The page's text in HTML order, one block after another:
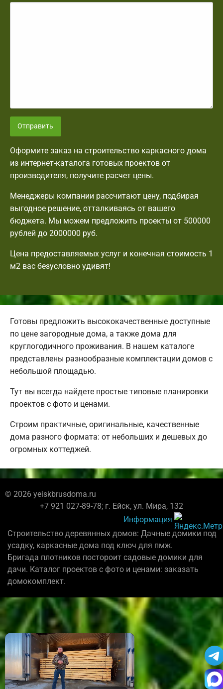
Отправить
Оформите заказ на строительство каркасного дома
из интернет-каталога готовых проектов от
производителя, получите расчет цены.
Менеджеры компании рассчитают цену, подбирая
выгодное решение, отталкиваясь от вашего
бюджета. Мы можем предложить проекты от 500000
рублей до 2000000 руб.
Цена предоставляемых услуг и конечная стоимость 1
м2 вас безусловно удивят!
Готовы предложить высококачественные доступные
по цене загородные дома, а также дома для
круглогодичного проживания. В нашем каталоге
представлены разнообразные комплектации домов с
небольшой площадью.
Тут вы всегда найдете простые типовые планировки
проектов с фото и ценами.
Строим практичные, оригинальные, качественные
дома разного формата: от небольших и дешевых до
огромных коттеджей.
© 2026 yeiskbrusdoma.ru
+7 921 027-89-78; г. Ейск, ул. Мира, 132
Информация
Строительство деревянных домов: Дачные домики под
усадку, каркасные дома под ключ для пмж.
Бригада плотников постороит садовые домики для
дачи. Каталог проектов с фото и ценами: заказать
домокомплект.